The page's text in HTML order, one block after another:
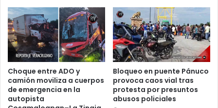
Choque entre ADO y
camión moviliza a cuerpos
de emergencia en la
autopista
Bloqueo en puente Pánuco
provoca caos vial tras
protesta por presuntos
abusos policiales